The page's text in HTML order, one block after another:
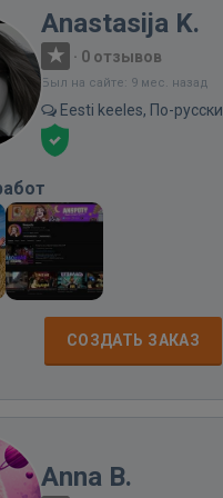
Anastasija K.
· 0 отзывов
Был на сайте: 9 мес. назад
Eesti keeles, По-русски
СОЗДАТЬ ЗАКАЗ
Anna B.